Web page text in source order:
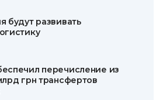
будут развивать
перечисление из
грн трансфертов